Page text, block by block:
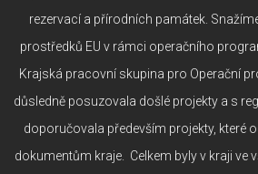
rezervací a přírodních památek.
prostředků EU v rámci operačního
Krajská pracovní skupina pro Operační
důsledně posuzovala došlé projekty a s
doporučovala především projekty, které
dokumentům kraje. Celkem byly v kraji ve